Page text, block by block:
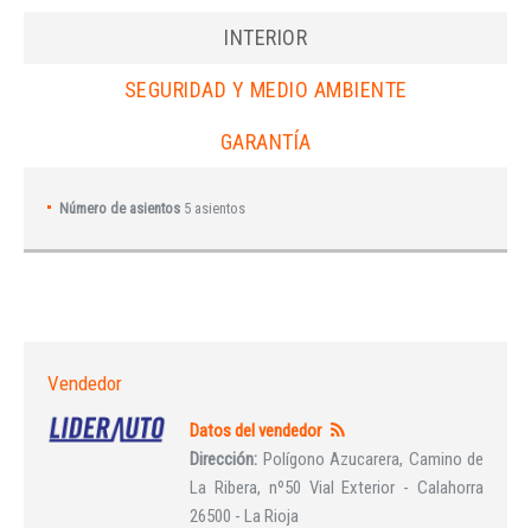
INTERIOR
SEGURIDAD Y MEDIO AMBIENTE
GARANTÍA
Número de asientos 5 asientos
Vendedor
Datos del vendedor
Dirección: Polígono Azucarera, Camino de
La Ribera, nº50 Vial Exterior - Calahorra
26500 - La Rioja